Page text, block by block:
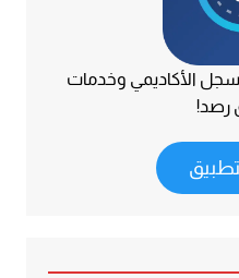
الأكاديمي وخدمات
رصد!